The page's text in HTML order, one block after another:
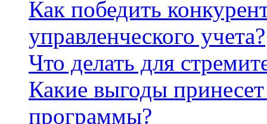
Как победить
управленческого учета?
Что делать для
Какие выгоды
программы?